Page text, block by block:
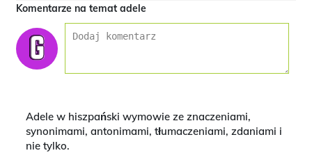
Komentarze na temat adele
Adele w hiszpański wymowie ze znaczeniami,
synonimami, antonimami, tłumaczeniami, zdaniami i
nie tylko.